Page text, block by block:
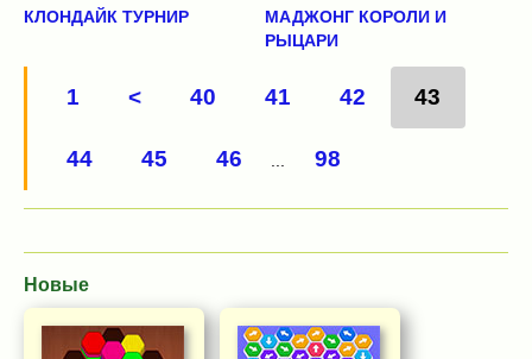
КЛОНДАЙК ТУРНИР
МАДЖОНГ КОРОЛИ И
РЫЦАРИ
1 < 40 41 42 43
44 45 46 98
Новые